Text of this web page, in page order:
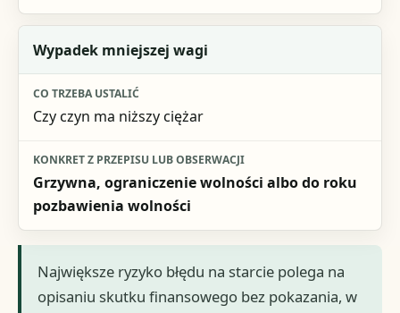
Wypadek mniejszej wagi
Czy czyn ma niższy ciężar
Grzywna, ograniczenie wolności albo do roku
pozbawienia wolności
Największe ryzyko błędu na starcie polega na
opisaniu skutku finansowego bez pokazania, w